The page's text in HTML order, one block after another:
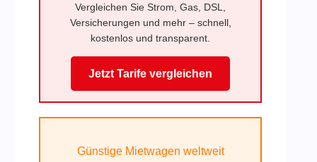
Vergleichen Sie Strom, Gas, DSL,
Versicherungen und mehr – schnell,
kostenlos und transparent.
Jetzt Tarife vergleichen
Günstige Mietwagen weltweit